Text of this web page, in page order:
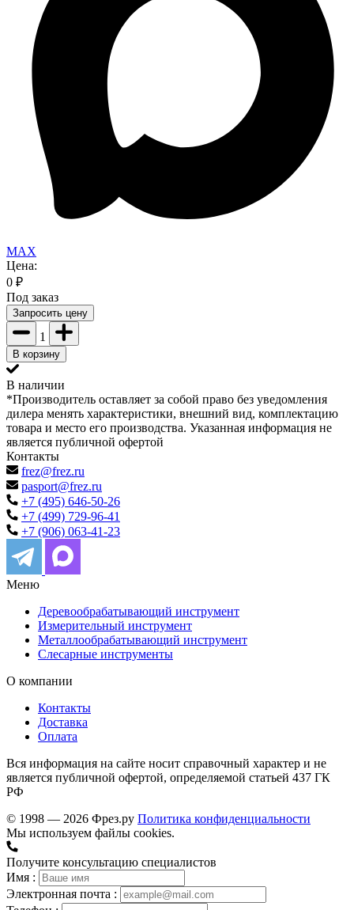
MAX
Цена:
0 ₽
Под заказ
Запросить цену
1
В корзину
В наличии
*Производитель оставляет за собой право без уведомления
дилера менять характеристики, внешний вид, комплектацию
товара и место его производства. Указанная информация не
является публичной офертой
Контакты
frez@frez.ru
pasport@frez.ru
+7 (495) 646-50-26
+7 (499) 729-96-41
+7 (906) 063-41-23
Меню
Деревообрабатывающий инструмент
Измерительный инструмент
Металлообрабатывающий инструмент
Слесарные инструменты
О компании
Контакты
Доставка
Оплата
Вся информация на сайте носит справочный характер и не
является публичной офертой, определяемой статьей 437 ГК
РФ
© 1998 — 2026 Фрез.ру Политика конфиденциальности
Мы используем файлы cookies.
Получите консультацию специалистов
Имя :
Электронная почта :